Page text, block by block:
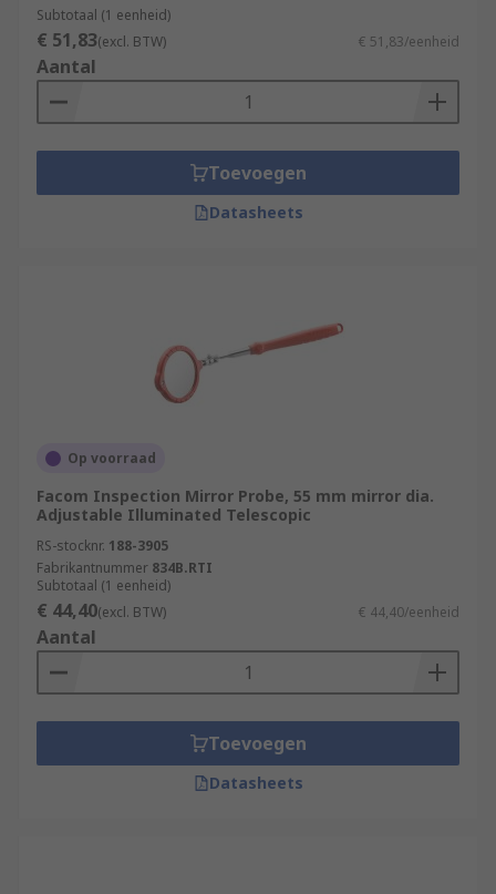
Subtotaal (1 eenheid)
€ 51,83(excl. BTW) € 51,83/eenheid
Aantal
Toevoegen
Datasheets
Op voorraad
Facom Inspection Mirror Probe, 55 mm mirror dia.
Adjustable Illuminated Telescopic
RS-stocknr. 188-3905
Fabrikantnummer 834B.RTI
Subtotaal (1 eenheid)
€ 44,40(excl. BTW) € 44,40/eenheid
Aantal
Toevoegen
Datasheets